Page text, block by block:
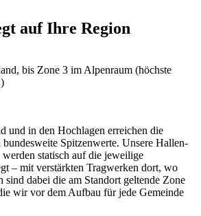
auf Ihre Region
bis Zone 3 im Alpenraum (höchste
und in den Hochlagen erreichen die
bundesweite Spitzenwerte. Unsere Hallen-
statisch auf die jeweilige
– mit verstärkten Tragwerken dort, wo
dabei die am Standort geltende Zone
wir vor dem Aufbau für jede Gemeinde